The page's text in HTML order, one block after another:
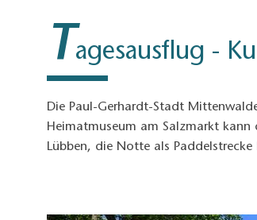
T agesausflug -
Die Paul-Gerhardt-Stadt
Heimatmuseum am Salzmarkt
Lübben, die Notte als